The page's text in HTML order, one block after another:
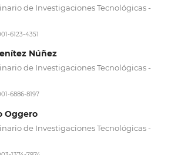
de Investigaciones Tecnológicas -
6123-4351
Núñez
de Investigaciones Tecnológicas -
6886-8197
Oggero
de Investigaciones Tecnológicas -